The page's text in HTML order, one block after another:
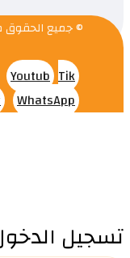
© جميع
Youtub Tik
WhatsApp
تسجيل